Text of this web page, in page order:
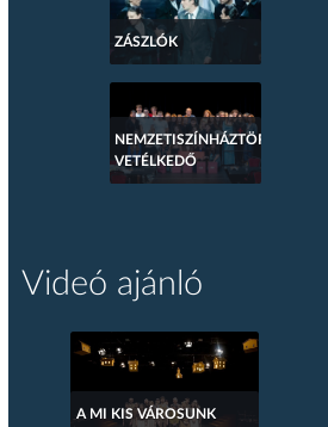
ZÁSZLÓK
NEMZETISZÍNHÁZTÖRTÉNETI
VETÉLKEDŐ
Videó ajánló
A MI KIS VÁROSUNK